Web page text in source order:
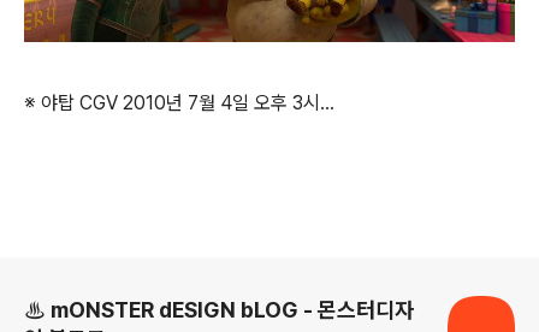
※ 야탑 CGV 2010년 7월 4일 오후 3시...
♨ mONSTER dESIGN bLOG - 몬스터디자